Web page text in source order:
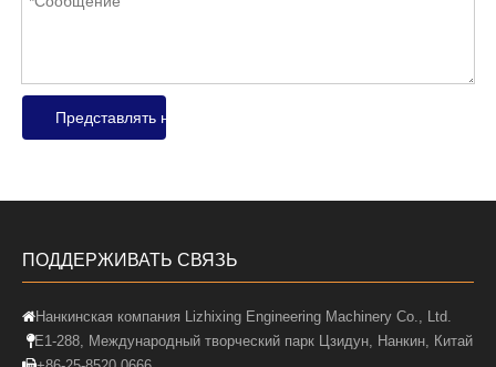
Представлять на рассмотрение
ПОДДЕРЖИВАТЬ СВЯЗЬ
Нанкинская компания Lizhixing Engineering Machinery Co., Ltd.
E1-288, Международный творческий парк Цзидун, Нанкин, Китай